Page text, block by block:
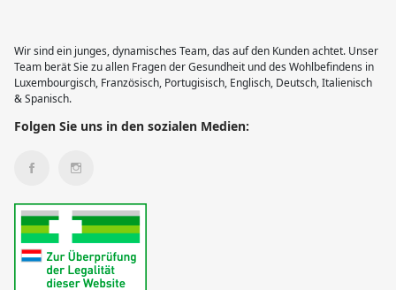
Wir sind ein junges, dynamisches Team, das auf den Kunden achtet. Unser
Team berät Sie zu allen Fragen der Gesundheit und des Wohlbefindens in
Luxembourgisch, Französisch, Portugisisch, Englisch, Deutsch, Italienisch
& Spanisch.
Folgen Sie uns in den sozialen Medien: